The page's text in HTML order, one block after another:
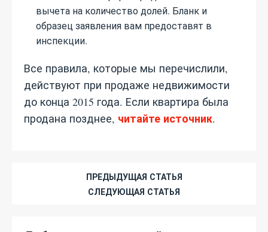
вычета на количество долей. Бланк и
образец заявления вам предоставят в
инспекции.
Все правила, которые мы перечислили,
действуют при продаже недвижимости
до конца 2015 года. Если квартира была
продана позднее, читайте источник.
ПРЕДЫДУЩАЯ СТАТЬЯ
СЛЕДУЮЩАЯ СТАТЬЯ